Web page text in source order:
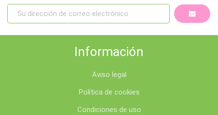
Información
Aviso legal
Política de cookies
Condiciones de uso